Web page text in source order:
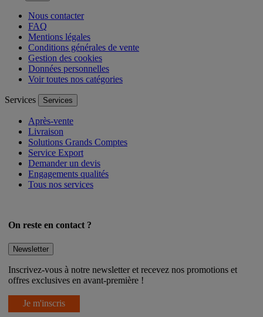
Nous contacter
FAQ
Mentions légales
Conditions générales de vente
Gestion des cookies
Données personnelles
Voir toutes nos catégories
Services Services
Après-vente
Livraison
Solutions Grands Comptes
Service Export
Demander un devis
Engagements qualités
Tous nos services
On reste en contact ?
Newsletter
Inscrivez-vous à notre newsletter et recevez nos promotions et
offres exclusives en avant-première !
Je m'inscris